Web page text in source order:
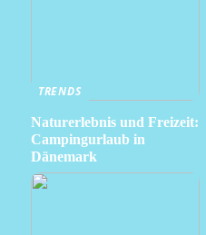
TRENDS
Naturerlebnis und Freizeit:
Campingurlaub in
Dänemark